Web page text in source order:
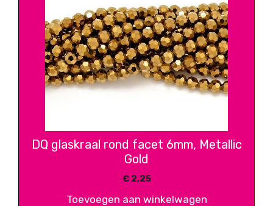
DQ glaskraal rond facet 6mm, Metallic
Gold
€2,25
Toevoegen aan winkelwagen